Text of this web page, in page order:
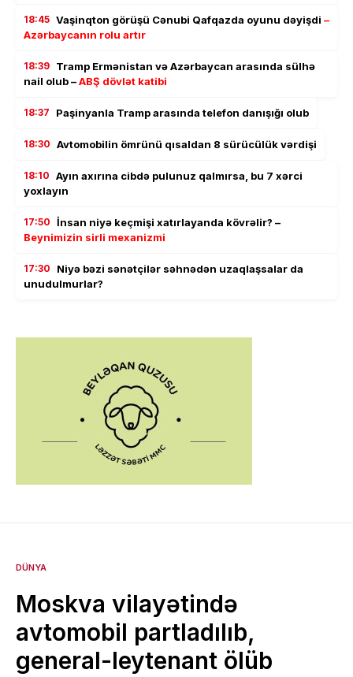
18:45 Vaşinqton görüşü Cənubi Qafqazda oyunu dəyişdi –
Azərbaycanın rolu artır
18:39 Tramp Ermənistan və Azərbaycan arasında sülhə
nail olub –ABŞ dövlət katibi
18:37 Paşinyanla Tramp arasında telefon danışığı olub
18:30 Avtomobilin ömrünü qısaldan 8 sürücülük vərdişi
18:10 Ayın axırına cibdə pulunuz qalmırsa, bu 7 xərci
yoxlayın
17:50 İnsan niyə keçmişi xatırlayanda kövrəlir? –
Beynimizin sirli mexanizmi
17:30
Niyə bəzi sənətçilər səhnədən uzaqlaşsalar da
unudulmurlar?
DÜNYA
Moskva vilayətində
avtomobil partladılıb,
general-leytenant ölüb